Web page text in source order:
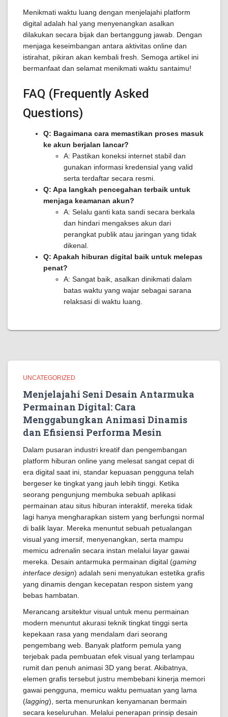
Menikmati waktu luang dengan menjelajahi platform
digital adalah hal yang menyenangkan asalkan
dilakukan secara bijak dan bertanggung jawab. Dengan
menjaga keseimbangan antara aktivitas online dan
istirahat, pikiran akan kembali fresh. Semoga artikel ini
bermanfaat dan selamat menikmati waktu santaimu!
FAQ (Frequently Asked
Questions)
Q: Bagaimana cara memastikan proses masuk
ke akun berjalan lancar?
A: Pastikan koneksi internet stabil dan
gunakan informasi kredensial yang valid
serta terdaftar secara resmi.
Q: Apa langkah pencegahan terbaik untuk
menjaga keamanan akun?
A: Selalu ganti kata sandi secara berkala
dan hindari mengakses akun dari
perangkat publik atau jaringan yang tidak
dikenal.
Q: Apakah hiburan digital baik untuk melepas
penat?
A: Sangat baik, asalkan dinikmati dalam
batas waktu yang wajar sebagai sarana
relaksasi di waktu luang.
UNCATEGORIZED
Menjelajahi Seni Desain Antarmuka
Permainan Digital: Cara
Menggabungkan Animasi Dinamis
dan Efisiensi Performa Mesin
Dalam pusaran industri kreatif dan pengembangan
platform hiburan online yang melesat sangat cepat di
era digital saat ini, standar kepuasan pengguna telah
bergeser ke tingkat yang jauh lebih tinggi. Ketika
seorang pengunjung membuka sebuah aplikasi
permainan atau situs hiburan interaktif, mereka tidak
lagi hanya mengharapkan sistem yang berfungsi normal
di balik layar. Mereka menuntut sebuah petualangan
visual yang imersif, menyenangkan, serta mampu
memicu adrenalin secara instan melalui layar gawai
mereka. Desain antarmuka permainan digital (gaming
interface design) adalah seni menyatukan estetika grafis
yang dinamis dengan kecepatan respon sistem yang
bebas hambatan.
Merancang arsitektur visual untuk menu permainan
modern menuntut akurasi teknik tingkat tinggi serta
kepekaan rasa yang mendalam dari seorang
pengembang web. Banyak platform pemula yang
terjebak pada pembuatan efek visual yang terlampau
rumit dan penuh animasi 3D yang berat. Akibatnya,
elemen grafis tersebut justru membebani kinerja memori
gawai pengguna, memicu waktu pemuatan yang lama
(lagging), serta menurunkan kenyamanan bermain
secara keseluruhan. Melalui penerapan prinsip desain